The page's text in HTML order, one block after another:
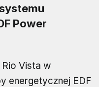
Power
Vista w
energetycznej EDF